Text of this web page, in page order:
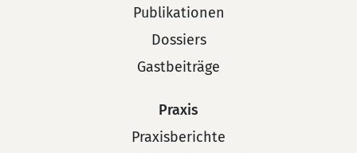
Publikationen
Dossiers
Gastbeiträge
Praxis
Praxisberichte